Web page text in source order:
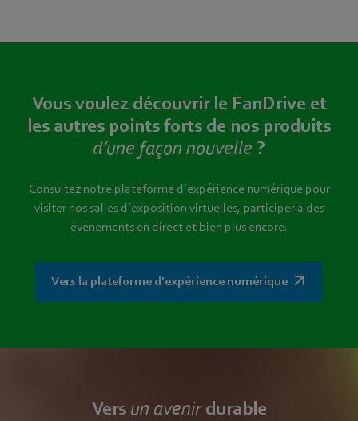
Vous voulez découvrir le FanDrive et
les autres points forts de nos produits
d’une façon nouvelle ?
Consultez notre plateforme d’expérience numérique pour
visiter nos salles d’exposition virtuelles, participer à des
événements en direct et bien plus encore.
Vers la plateforme d’expérience numérique
Versun avenirdurable